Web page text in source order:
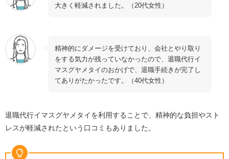
大きく軽減されました。（20代女性）
精神的にダメージを受けており、会社とやり取り
をする気力が残っていなかったので、退職代行イ
マスグヤメタイのおかげで、退職手続きが完了し
てありがたかったです。（40代女性）
退職代行イマスグヤメタイを利用することで、精神的な負担やスト
レスが軽減されたという口コミもありました。